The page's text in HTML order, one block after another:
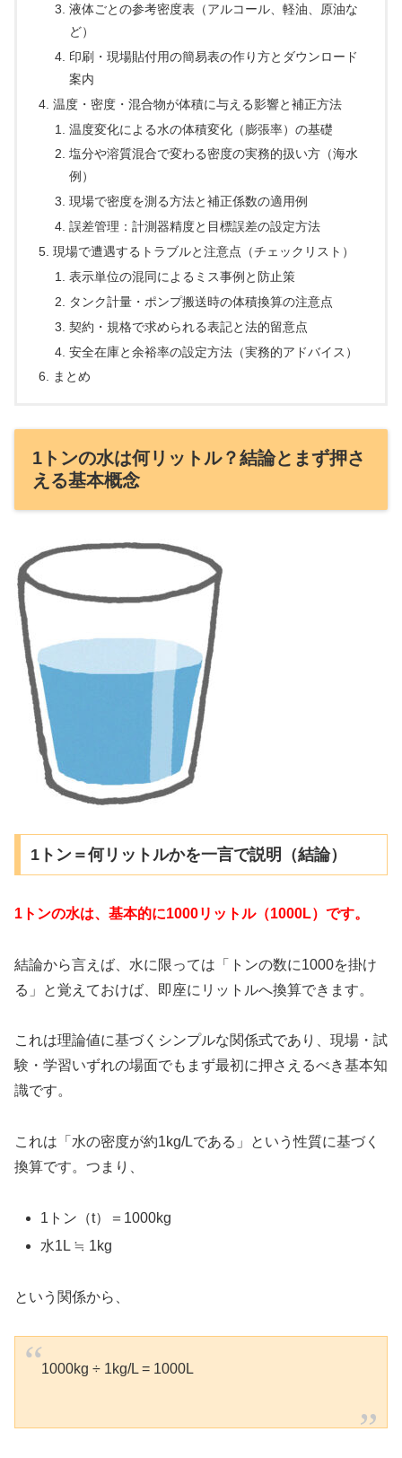
液体ごとの参考密度表（アルコール、軽油、原油な
ど）
印刷・現場貼付用の簡易表の作り方とダウンロード
案内
温度・密度・混合物が体積に与える影響と補正方法
温度変化による水の体積変化（膨張率）の基礎
塩分や溶質混合で変わる密度の実務的扱い方（海水
例）
現場で密度を測る方法と補正係数の適用例
誤差管理：計測器精度と目標誤差の設定方法
現場で遭遇するトラブルと注意点（チェックリスト）
表示単位の混同によるミス事例と防止策
タンク計量・ポンプ搬送時の体積換算の注意点
契約・規格で求められる表記と法的留意点
安全在庫と余裕率の設定方法（実務的アドバイス）
まとめ
1トンの水は何リットル？結論とまず押さ
える基本概念
1トン＝何リットルかを一言で説明（結論）
1トンの水は、基本的に1000リットル（1000L）です。
結論から言えば、水に限っては「トンの数に1000を掛け
る」と覚えておけば、即座にリットルへ換算できます。
これは理論値に基づくシンプルな関係式であり、現場・試
験・学習いずれの場面でもまず最初に押さえるべき基本知
識です。
これは「水の密度が約1kg/Lである」という性質に基づく
換算です。つまり、
1トン（t）＝1000kg
水1L ≒ 1kg
という関係から、
1000kg ÷ 1kg/L = 1000L